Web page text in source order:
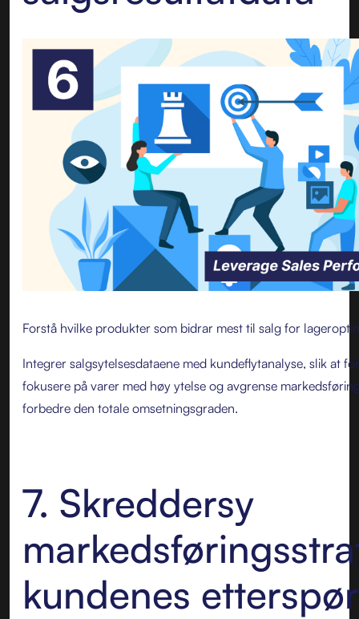
Forstå hvilke produkter som bidrar mest til salg for
Integrer salgsytelsesdataene med kundeflytanalyse, slik at
fokusere på varer med høy ytelse og avgrense
forbedre den totale omsetningsgraden.
7. Skreddersy
kundenes